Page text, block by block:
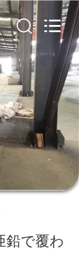
鉛で覆わ